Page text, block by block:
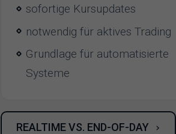
sofortige Kursupdates
notwendig für aktives Trading
Grundlage für automatisierte
Systeme
REALTIME VS. END-OF-DAY ›